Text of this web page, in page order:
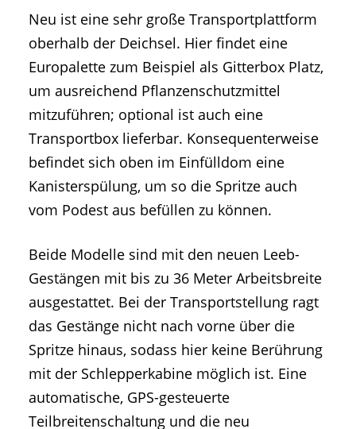
Neu ist eine sehr große Transportplattform
oberhalb der Deichsel. Hier findet eine
Europalette zum Beispiel als Gitterbox Platz,
um ausreichend Pflanzenschutzmittel
mitzuführen; optional ist auch eine
Transportbox lieferbar. Konsequenterweise
befindet sich oben im Einfülldom eine
Kanisterspülung, um so die Spritze auch
vom Podest aus befüllen zu können.
Beide Modelle sind mit den neuen Leeb-
Gestängen mit bis zu 36 Meter Arbeitsbreite
ausgestattet. Bei der Transportstellung ragt
das Gestänge nicht nach vorne über die
Spritze hinaus, sodass hier keine Berührung
mit der Schlepperkabine möglich ist. Eine
automatische, GPS-gesteuerte
Teilbreitenschaltung und die neu